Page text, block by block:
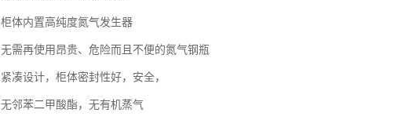
柜体内置高纯度氮气发生器
无需再使用昂贵、危险而且不便的氮气钢瓶
紧凑设计，柜体密封性好，安全，
无邻苯二甲酸酯，无有机蒸气